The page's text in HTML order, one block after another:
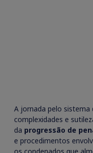
A jornada pelo
complexidades e
da progressão de
e procedimentos